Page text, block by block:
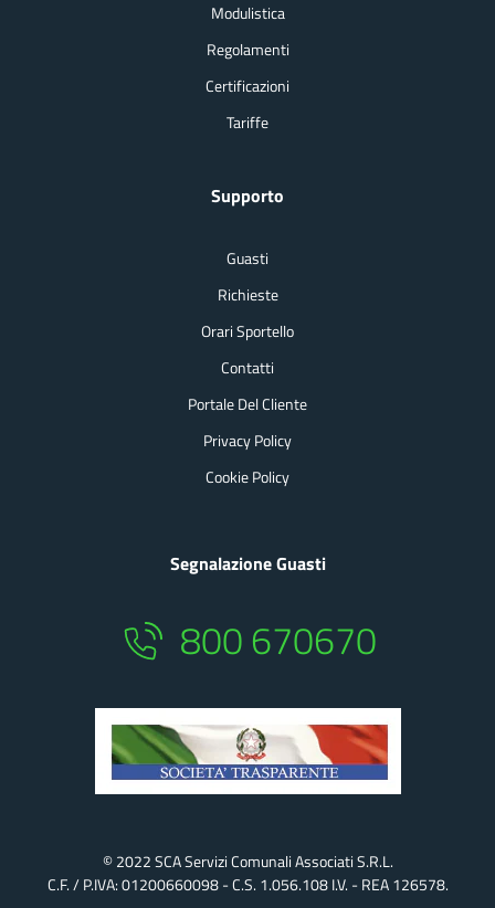
Modulistica
Regolamenti
Certificazioni
Tariffe
Supporto
Guasti
Richieste
Orari Sportello
Contatti
Portale Del Cliente
Privacy Policy
Cookie Policy
Segnalazione Guasti
800 670670
© 2022 SCA Servizi Comunali Associati S.r.l.
C.F. / P.IVA: 01200660098 - C.S. 1.056.108 I.v. - REA 126578.